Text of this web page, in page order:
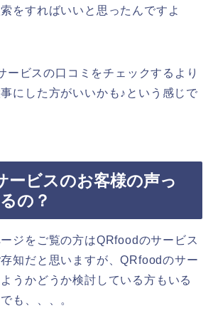
をすればいいと思ったんですよ
ービスの口コミをチェックするより
にした方がいいかも♪という感じで
ービスのお客様の声っ
の？
ジをご覧の方はQRfoodのサービス
知だと思いますが、QRfoodのサー
うかどうか検討している方もいる
も、、、。